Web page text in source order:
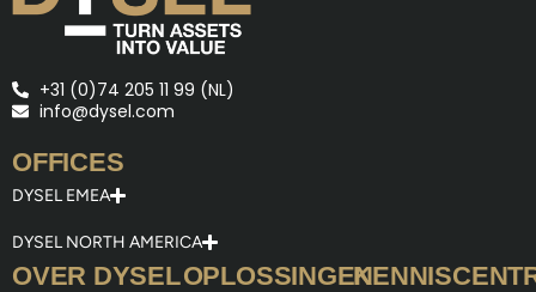
+31 (0)74 205 11 99 (NL)
info@dysel.com
OFFICES
DYSEL EMEA
DYSEL NORTH AMERICA
OVER DYSELOPLOSSINGEN